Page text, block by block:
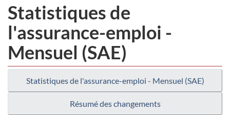
Statistiques de
l'assurance-emploi -
Mensuel (SAE)
Statistiques de l'assurance-emploi - Mensuel (SAE)
Résumé des changements